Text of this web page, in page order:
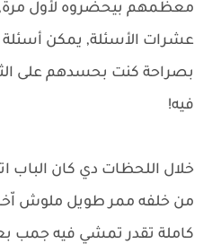
معظمهم بيحضروه لأول مرة,
عشرات الأسئلة, يمكن أسئلة
بصراحة كنت بحسدهم على
فيه!
خلال اللحظات دي كان الباب
من خلفه ممر طويل ملوش
كاملة تقدر تمشي فيه جمب